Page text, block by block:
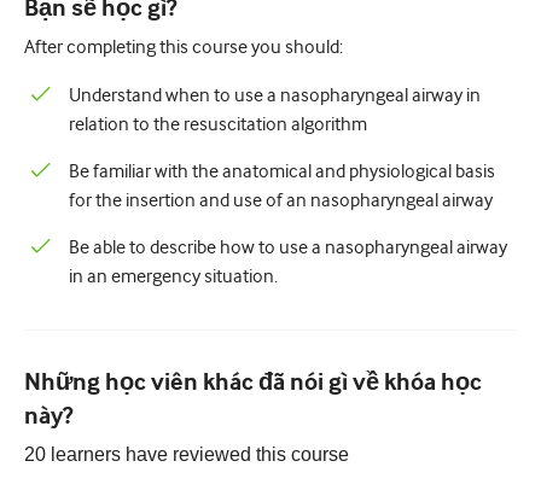
Nhi Khoa
Chăm sóc giảm nhẹ
Bệnh lý/Y học phòng thí nghiệm
Kỹ năng chuyên nghiệp
Sức khỏe cộng đồng
Thận học
Bạn sẽ học gì?
After completing this course you should:
Understand when to use a nasopharyngeal airway in
relation to the resuscitation algorithm
Be familiar with the anatomical and physiological basis
for the insertion and use of an nasopharyngeal airway
Be able to describe how to use a nasopharyngeal airway
in an emergency situation.
Những học viên khác đã nói gì về khóa học
này?
20 learners have reviewed this course